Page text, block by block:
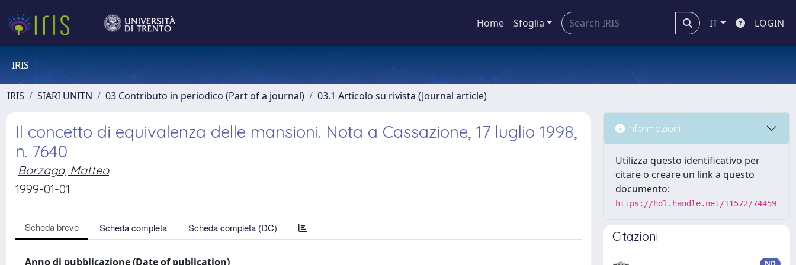
Home Sfoglia IT LOGIN
IRIS
IRIS SIARI UNITN 03 Contributo in periodico (Part of a journal) 03.1 Articolo su rivista (Journal article)
Il concetto di equivalenza delle mansioni. Nota a Cassazione, 17 luglio 1998,
n. 7640
Borzaga, Matteo
1999-01-01
Scheda breve Scheda completa Scheda completa (DC)
Anno di pubblicazione (Date of publication)
Informazioni
Utilizza questo identificativo per
citare o creare un link a questo
documento:
https://hdl.handle.net/11572/74459
Citazioni